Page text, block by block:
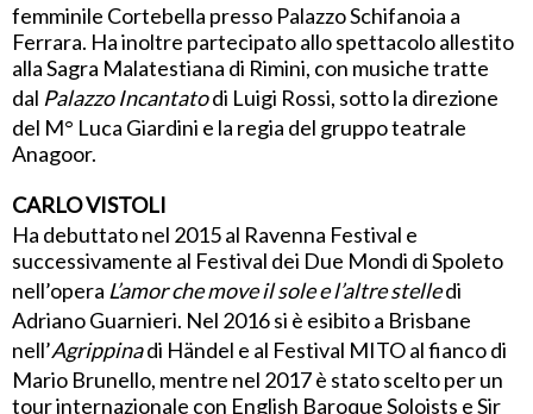
femminile Cortebella presso Palazzo Schifanoia a
Ferrara. Ha inoltre partecipato allo spettacolo allestito
alla Sagra Malatestiana di Rimini, con musiche tratte
dal Palazzo Incantatodi Luigi Rossi, sotto la direzione
del M° Luca Giardini e la regia del gruppo teatrale
Anagoor.
CARLO VISTOLI
Ha debuttato nel 2015 al Ravenna Festival e
successivamente al Festival dei Due Mondi di Spoleto
nell’opera L’amor che move il sole e l’altre stelledi
Adriano Guarnieri. Nel 2016 si è esibito a Brisbane
nell’Agrippinadi Händel e al Festival MITO al fianco di
Mario Brunello, mentre nel 2017 è stato scelto per un
tour internazionale con English Baroque Soloists e Sir